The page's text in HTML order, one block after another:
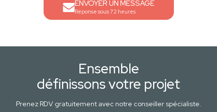
ENVOYER UN MESSAGE
Réponse sous 72 heures
Ensemble
définissons votre projet
Prenez RDV gratuitement avec notre conseiller spécialiste.